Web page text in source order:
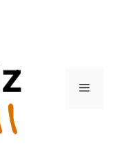
Menu